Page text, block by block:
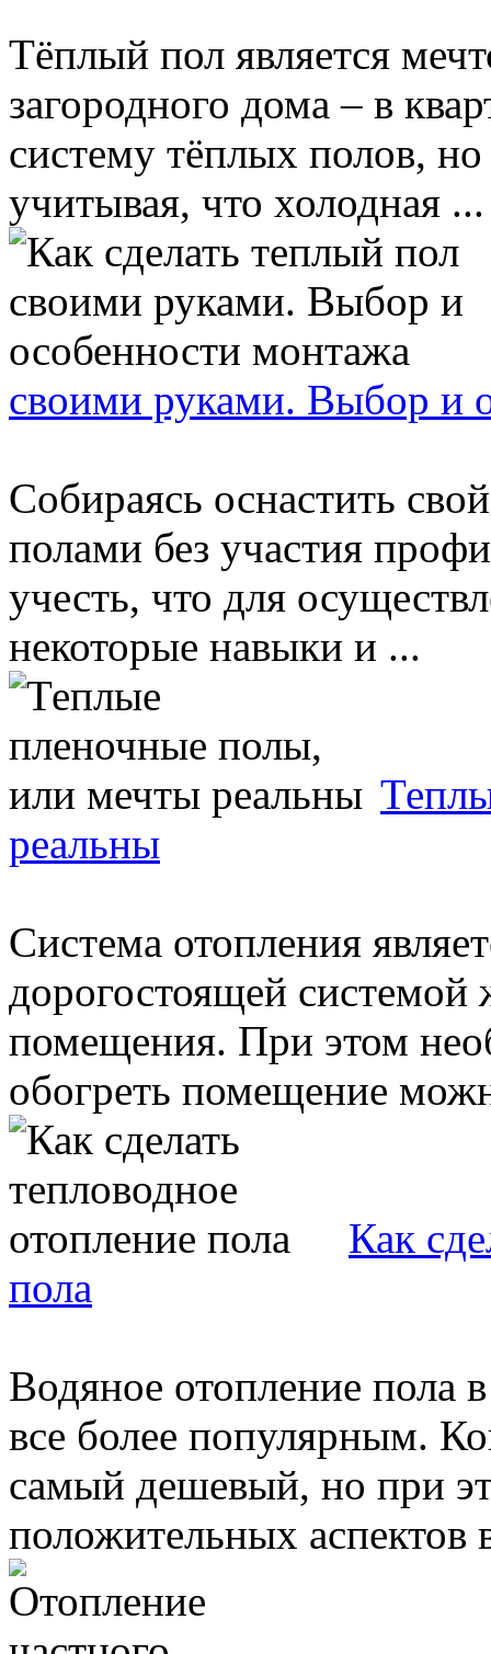
Тёплый пол является
загородного дома – в
систему тёплых полов, но
учитывая, что холодная ...
своими руками. Выбор и
Собираясь оснастить
полами без участия
учесть, что для
некоторые навыки и ...
реальны
Система отопления
дорогостоящей системой
помещения. При этом
обогреть помещение
Как
пола
Водяное отопление пола
все более популярным.
самый дешевый, но при
положительных аспектов